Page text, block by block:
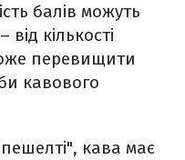
балів можуть
кількості
перевищити
кавового
кава має